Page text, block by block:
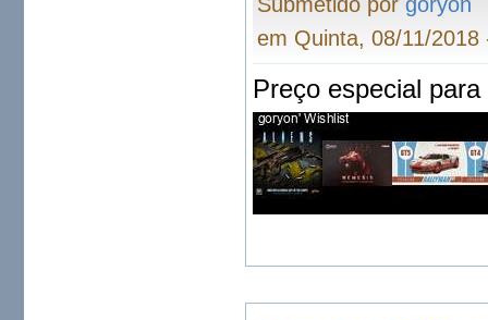
em Quinta, 08/11/2018
Preço especial